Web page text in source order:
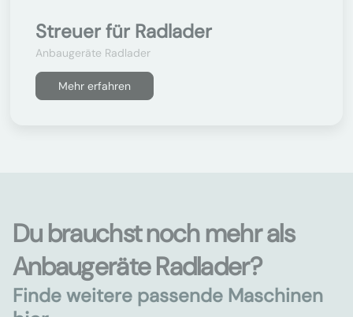
Streuer für Radlader
Anbaugeräte Radlader
Mehr erfahren
Du brauchst noch mehr als
Anbaugeräte Radlader?
Finde weitere passende Maschinen